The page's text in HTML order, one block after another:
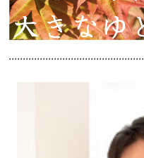
................................................